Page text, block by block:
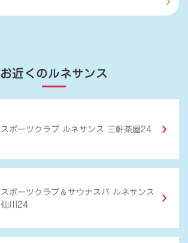
お近くのルネサンス
スポーツクラブ ルネサンス 三軒茶屋24
スポーツクラブ ＆ サウナスパ ルネサンス
仙川24